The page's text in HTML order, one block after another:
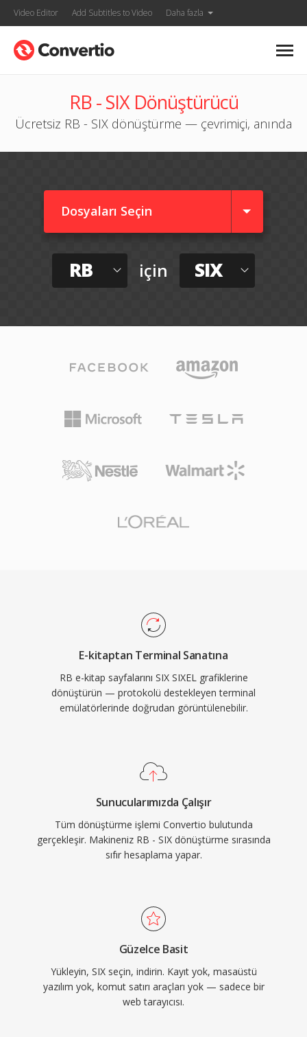
Video Editor Add Subtitles to Video Daha fazla
RB - SIX Dönüştürücü
Ücretsiz RB - SIX dönüştürme — çevrimiçi, anında
Dosyaları Seçin
RB için SIX
E-kitaptan Terminal Sanatına
RB e-kitap sayfalarını SIX SIXEL grafiklerine
dönüştürün — protokolü destekleyen terminal
emülatörlerinde doğrudan görüntülenebilir.
Sunucularımızda Çalışır
Tüm dönüştürme işlemi Convertio bulutunda
gerçekleşir. Makineniz RB - SIX dönüştürme sırasında
sıfır hesaplama yapar.
Güzelce Basit
Yükleyin, SIX seçin, indirin. Kayıt yok, masaüstü
yazılım yok, komut satırı araçları yok — sadece bir
web tarayıcısı.